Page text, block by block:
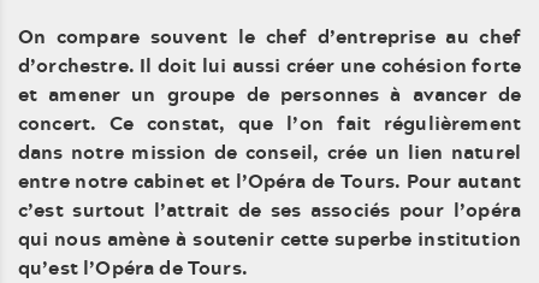
On compare souvent le chef d’entreprise au chef
d’orchestre. Il doit lui aussi créer une cohésion forte
et amener un groupe de personnes à avancer de
concert. Ce constat, que l’on fait régulièrement
dans notre mission de conseil, crée un lien naturel
entre notre cabinet et l’Opéra de Tours. Pour autant
c’est surtout l’attrait de ses associés pour l’opéra
qui nous amène à soutenir cette superbe institution
qu’est l’Opéra de Tours.